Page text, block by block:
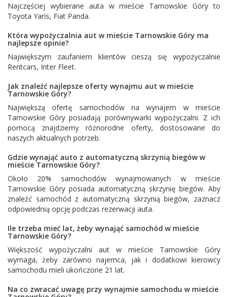
Najczęściej wybierane auta w mieście Tarnowskie Góry to
Toyota Yaris, Fiat Panda.
Która wypożyczalnia aut w mieście Tarnowskie Góry ma
najlepsze opinie?
Największym zaufaniem klientów cieszą się wypożyczalnie
Rentcars, Inter Fleet.
Jak znaleźć najlepsze oferty wynajmu aut w mieście
Tarnowskie Góry?
Największą ofertę samochodów na wynajem w mieście
Tarnowskie Góry posiadają porównywarki wypożyczalni. Z ich
pomocą znajdziemy różnorodne oferty, dostosowane do
naszych aktualnych potrzeb.
Gdzie wynająć auto z automatyczną skrzynią biegów w
mieście Tarnowskie Góry?
Około 20% samochodów wynajmowanych w mieście
Tarnowskie Góry posiada automatyczną skrzynię biegów. Aby
znaleźć samochód z automatyczną skrzynią biegów, zaznacz
odpowiednią opcję podczas rezerwacji auta.
Ile trzeba mieć lat, żeby wynająć samochód w mieście
Tarnowskie Góry?
Większość wypożyczalni aut w mieście Tarnowskie Góry
wymaga, żeby zarówno najemca, jak i dodatkowi kierowcy
samochodu mieli ukończone 21 lat.
Na co zwracać uwagę przy wynajmie samochodu w mieście